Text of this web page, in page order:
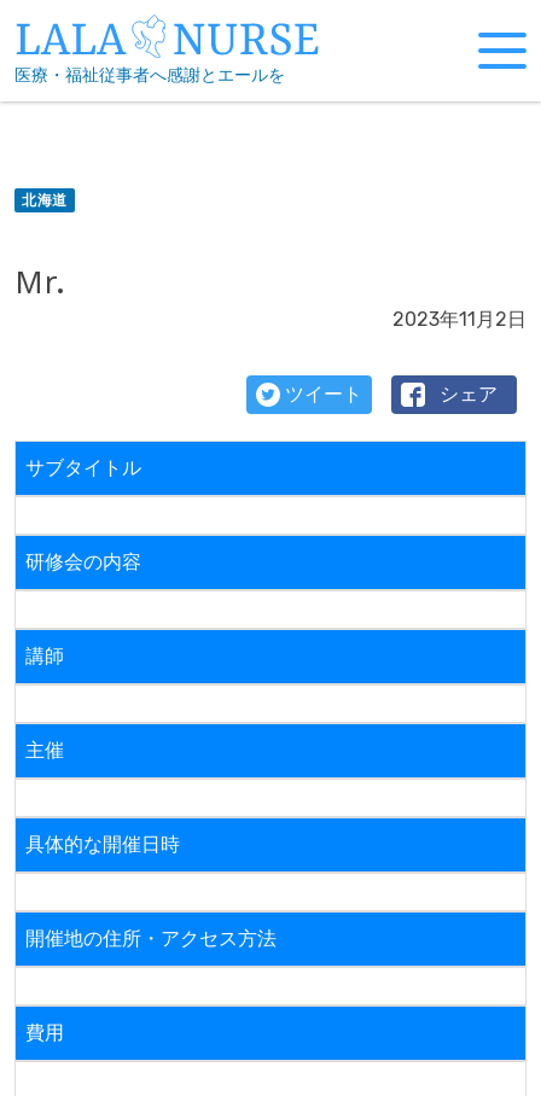
to
content
医療・福祉従事者へ感謝とエールを
北海道
Mr.
2023年11月2日
ツイート シェア
サブタイトル
研修会の内容
講師
主催
具体的な開催日時
開催地の住所・アクセス方法
費用